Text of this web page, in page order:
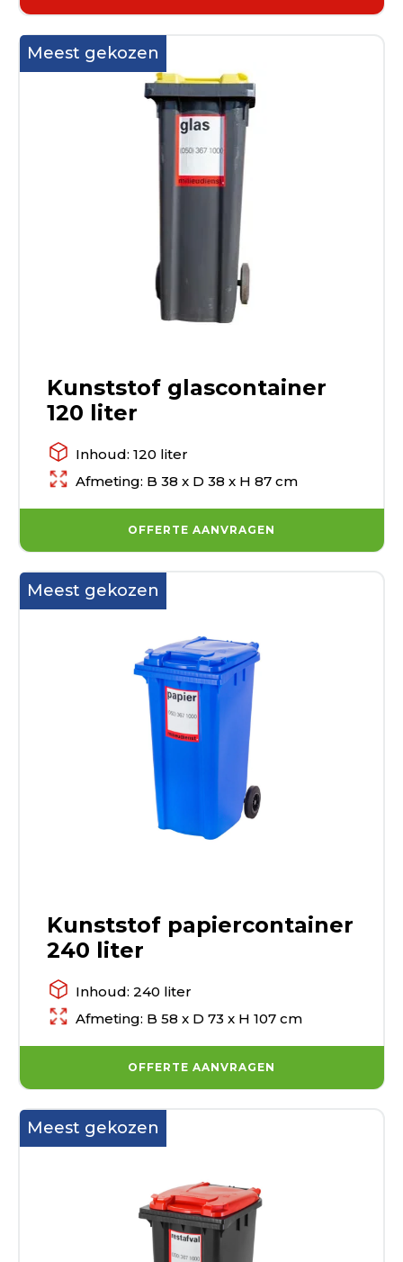
Kunststof glascontainer
120 liter
Meest gekozen
Inhoud: 120 liter
Afmeting: B 38 x D 38 x H 87 cm
OFFERTE AANVRAGEN
Kunststof papiercontainer
240 liter
Meest gekozen
Inhoud: 240 liter
Afmeting: B 58 x D 73 x H 107 cm
OFFERTE AANVRAGEN
Meest gekozen